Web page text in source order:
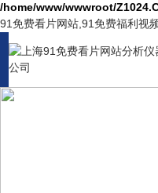
/home/www/wwwroot/
91免费看片网站,91免费福利视
关于91